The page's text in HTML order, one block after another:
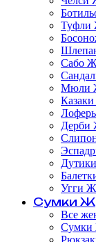
Туфли
Сабо Ж
Мюли
Дерби
Угги Ж
Сумки Ж
Все